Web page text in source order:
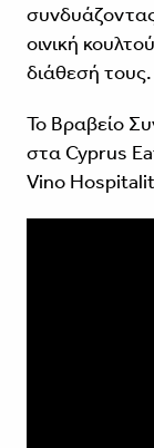
οινική
διάθεσή τους.
Το Βραβείο
στα Cyprus
Vino